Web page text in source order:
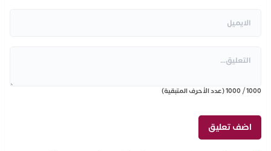
1000
/
1000(عدد الأحرف المتبقية)